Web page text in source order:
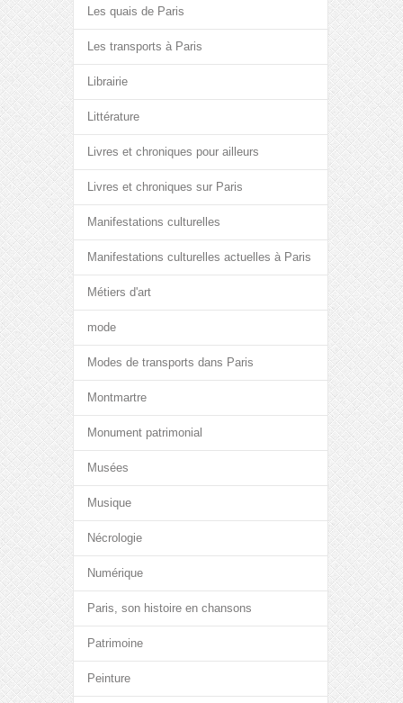
Les quais de Paris
Les transports à Paris
Librairie
Littérature
Livres et chroniques pour ailleurs
Livres et chroniques sur Paris
Manifestations culturelles
Manifestations culturelles actuelles à Paris
Métiers d'art
mode
Modes de transports dans Paris
Montmartre
Monument patrimonial
Musées
Musique
Nécrologie
Numérique
Paris, son histoire en chansons
Patrimoine
Peinture